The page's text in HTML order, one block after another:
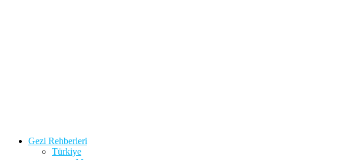
Gezi Rehberleri
Türkiye